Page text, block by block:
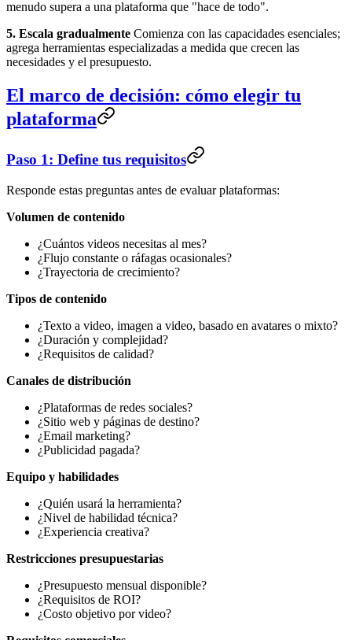
menudo supera a una plataforma que "hace de todo".
5. Escala gradualmente Comienza con las capacidades esenciales;
agrega herramientas especializadas a medida que crecen las
necesidades y el presupuesto.
El marco de decisión: cómo elegir tu
plataforma
Paso 1: Define tus requisitos
Responde estas preguntas antes de evaluar plataformas:
Volumen de contenido
¿Cuántos videos necesitas al mes?
¿Flujo constante o ráfagas ocasionales?
¿Trayectoria de crecimiento?
Tipos de contenido
¿Texto a video, imagen a video, basado en avatares o mixto?
¿Duración y complejidad?
¿Requisitos de calidad?
Canales de distribución
¿Plataformas de redes sociales?
¿Sitio web y páginas de destino?
¿Email marketing?
¿Publicidad pagada?
Equipo y habilidades
¿Quién usará la herramienta?
¿Nivel de habilidad técnica?
¿Experiencia creativa?
Restricciones presupuestarias
¿Presupuesto mensual disponible?
¿Requisitos de ROI?
¿Costo objetivo por video?